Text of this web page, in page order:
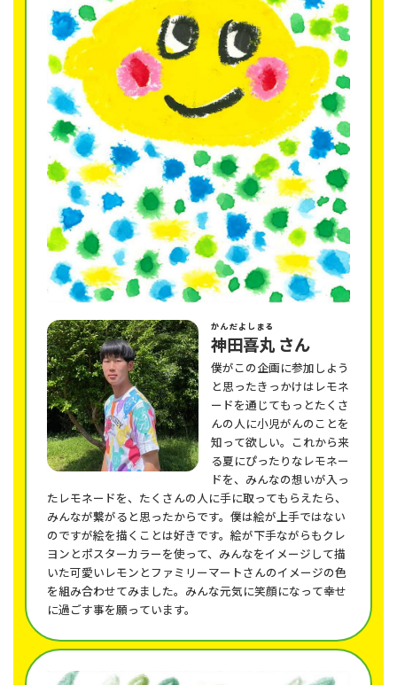
神田喜丸
かんだよしまる
さん
僕がこの企画に参加しよう
と思ったきっかけはレモネ
ードを通じてもっとたくさ
んの人に小児がんのことを
知って欲しい。これから来
る夏にぴったりなレモネー
ドを、みんなの想いが入っ
たレモネードを、たくさんの人に手に取ってもらえたら、
みんなが繋がると思ったからです。僕は絵が上手ではない
のですが絵を描くことは好きです。絵が下手ながらもクレ
ヨンとポスターカラーを使って、みんなをイメージして描
いた可愛いレモンとファミリーマートさんのイメージの色
を組み合わせてみました。みんな元気に笑顔になって幸せ
に過ごす事を願っています。